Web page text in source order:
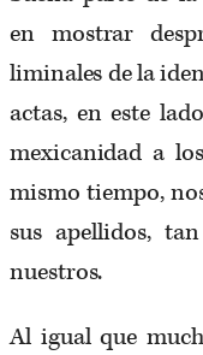
en mostrar
liminales de la
actas, en este
mexicanidad a
mismo tiempo,
sus apellidos,
nuestros.
Al igual que